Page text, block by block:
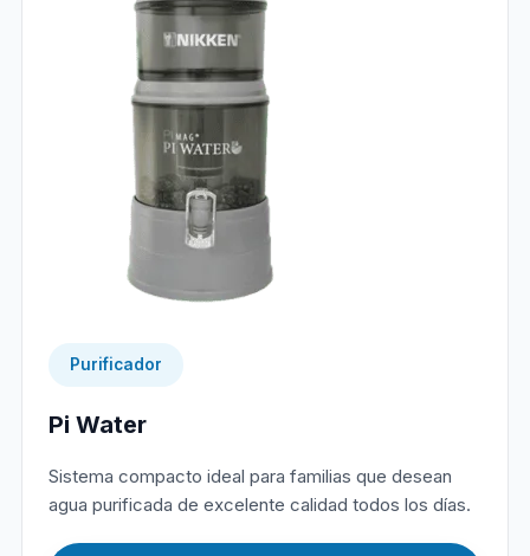
Purificador
Pi Water
Sistema compacto ideal para familias que desean
agua purificada de excelente calidad todos los días.